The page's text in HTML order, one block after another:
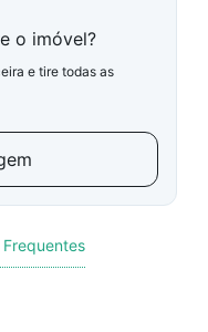
o imóvel?
e tire todas as